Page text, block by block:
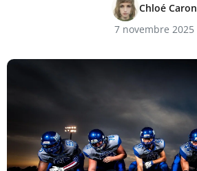
Chloé Caron
7 novembre 2025